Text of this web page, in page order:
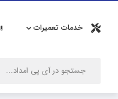
خدمات تعمیرات